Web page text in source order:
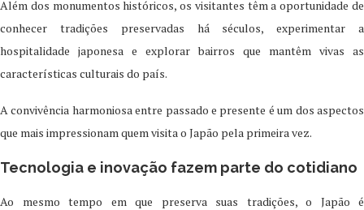
Além dos monumentos históricos, os visitantes têm a oportunidade de
conhecer tradições preservadas há séculos, experimentar a
hospitalidade japonesa e explorar bairros que mantêm vivas as
características culturais do país.
A convivência harmoniosa entre passado e presente é um dos aspectos
que mais impressionam quem visita o Japão pela primeira vez.
Tecnologia e inovação fazem parte do cotidiano
Ao mesmo tempo em que preserva suas tradições, o Japão é